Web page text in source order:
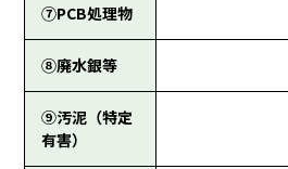
⑦PCB処理物
⑧廃水銀等
⑨汚泥（特定
有害）